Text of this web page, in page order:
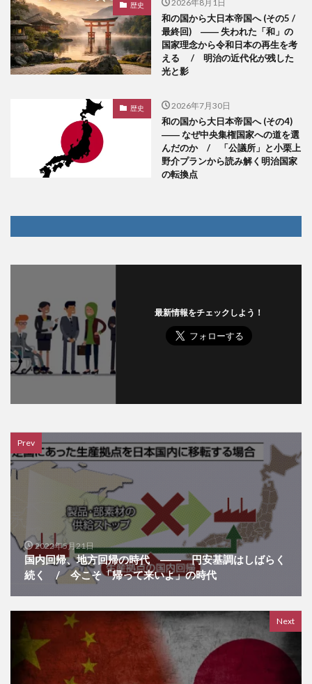
歴史 2026年8月1日
和の国から大日本帝国へ (その5 /
最終回) ―― 失われた「和」の
国家理念から令和日本の再生を考
える / 明治の近代化が残した
光と影
歴史 2026年7月30日
和の国から大日本帝国へ (その4)
―― なぜ中央集権国家への道を選
んだのか / 「公議所」と小栗上
野介プランから読み解く明治国家
の転換点
最新情報をチェックしよう！
Prev
2022年5月21日
国内回帰、地方回帰の時代 ―― 円安基調はしばらく
続く / 今こそ「帰って来いよ」の時代
Next